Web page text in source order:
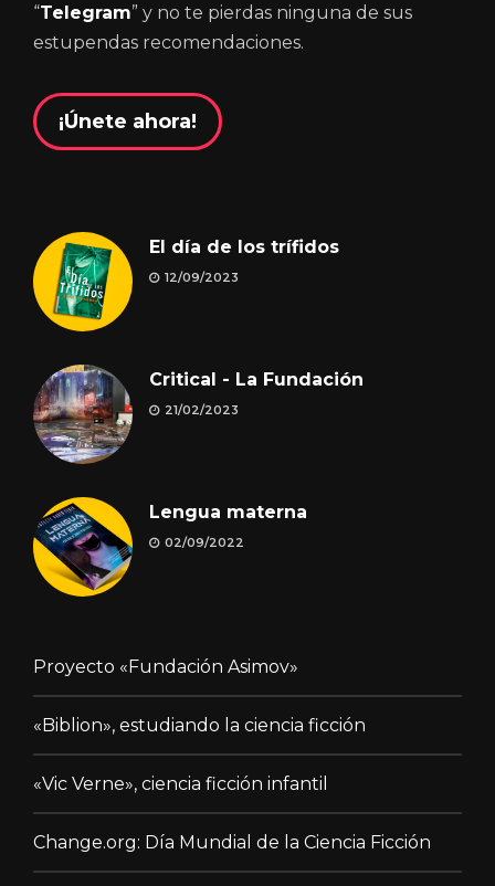
“Telegram” y no te pierdas ninguna de sus
estupendas recomendaciones.
¡Únete ahora!
El día de los trífidos
12/09/2023
Critical - La Fundación
21/02/2023
Lengua materna
02/09/2022
Proyecto «Fundación Asimov»
«Biblion», estudiando la ciencia ficción
«Vic Verne», ciencia ficción infantil
Change.org: Día Mundial de la Ciencia Ficción